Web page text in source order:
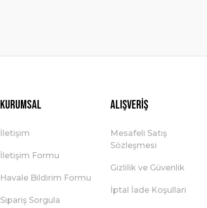
Kurumsal
İletişim
İletişim Formu
Havale Bildirim Formu
Sipariş Sorgula
Alışveriş
Mesafeli Satış
Sözleşmesi
Gizlilik ve Güvenlik
İptal İade Koşullari